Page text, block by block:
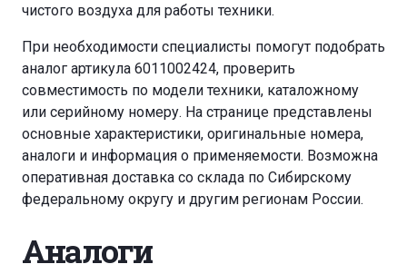
чистого воздуха для работы техники.
При необходимости специалисты помогут подобрать
аналог артикула 6011002424, проверить
совместимость по модели техники, каталожному
или серийному номеру. На странице представлены
основные характеристики, оригинальные номера,
аналоги и информация о применяемости. Возможна
оперативная доставка со склада по Сибирскому
федеральному округу и другим регионам России.
Аналоги